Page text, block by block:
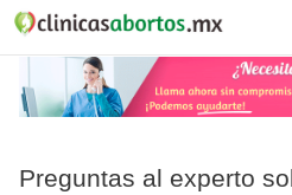
Preguntas al experto